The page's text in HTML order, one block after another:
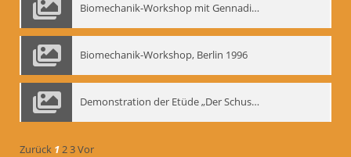
Biomechanik-Workshop mit Gennadij Nikolajewitsch Bogdanow im Mime Centrum Berlin, 1991
Biomechanik-Workshop, Berlin 1996
Demonstration der Etüde „Der Schuss mit dem Bogen“ durch Gennadij Nikolajewitsch Bogdanow, Berlin 1991
Zurück 123Vor